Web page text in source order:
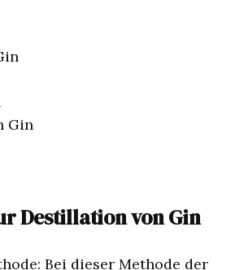
Gin
Destillation von Gin
Bei dieser Methode der